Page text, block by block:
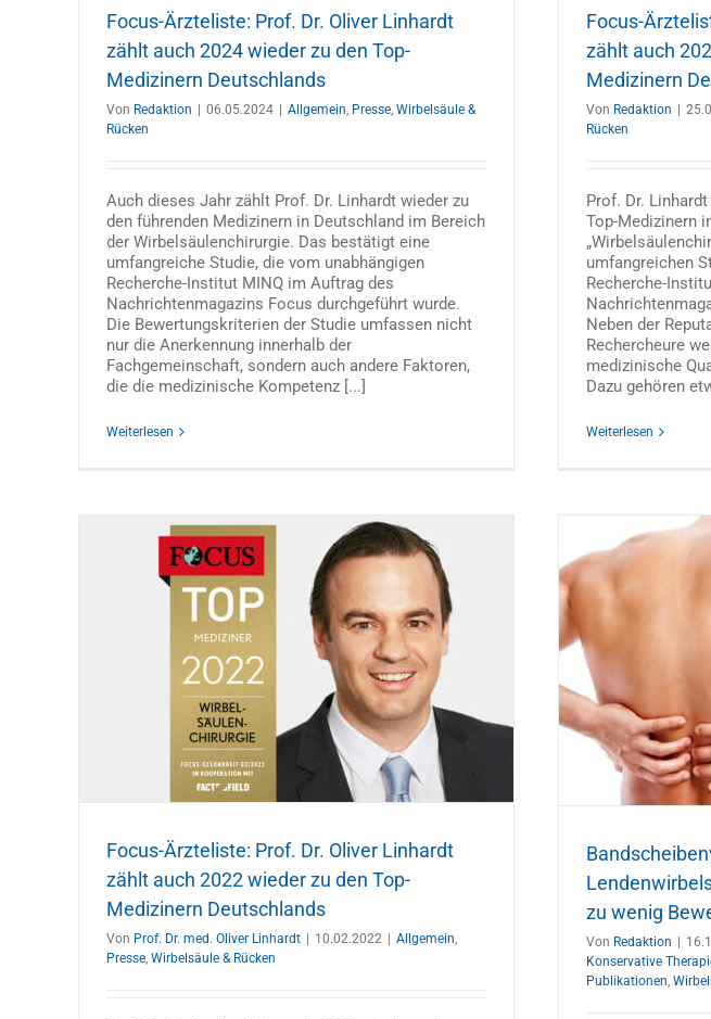
Focus-Ärzteliste: Prof. Dr. Oliver Linhardt
zählt auch 2024 wieder zu den Top-
Medizinern Deutschlands
Von Redaktion 06.05.2024 Allgemein, Presse, Wirbelsäule &
Rücken
Auch dieses Jahr zählt Prof. Dr. Linhardt wieder zu
den führenden Medizinern in Deutschland im Bereich
der Wirbelsäulenchirurgie. Das bestätigt eine
umfangreiche Studie, die vom unabhängigen
Recherche-Institut MINQ im Auftrag des
Nachrichtenmagazins Focus durchgeführt wurde.
Die Bewertungskriterien der Studie umfassen nicht
nur die Anerkennung innerhalb der
Fachgemeinschaft, sondern auch andere Faktoren,
die die medizinische Kompetenz [...]
Weiterlesen
Focus-
zählt auch
Medizinern
Von Redaktion
Rücken
Prof. Dr.
Top-Medizinern
umfangreichen
Recherche-
Neben der
Rechercheure
medizinische
Dazu gehören
Weiterlesen
Focus-Ärzteliste: Prof. Dr. Oliver Linhardt
zählt auch 2022 wieder zu den Top-
Medizinern Deutschlands
Von Prof. Dr. med. Oliver Linhardt 10.02.2022 Allgemein,
Presse, Wirbelsäule & Rücken
Bandscheibenvorfall der
Lendenwirbelsäule: Zu viel Belastung und
zu wenig Bewegung können Ursachen sein
Allgemein Bandscheibenvorfall
Konservative Therapie
Publikation Prof. Dr. med. Oliver Linhardt Publikationen
Wirbelsäule & Rücken
zu wenig
Von Redaktion
Konservative
Publikationen,